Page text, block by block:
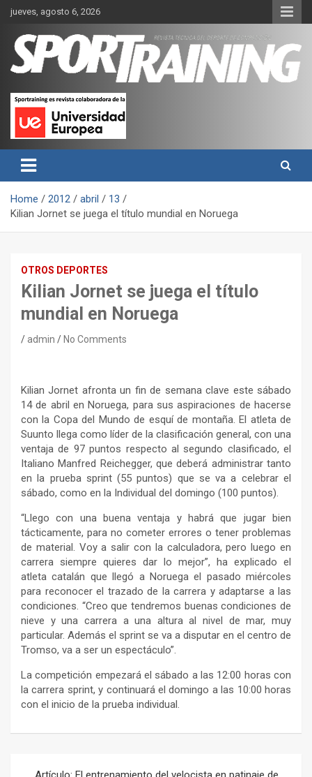
Skip
content
jueves, agosto 6, 2026
Revista técnica del deporte
Sport Training
rendimiento, nutrición y entrenamiento.
Home 2012 abril
13
Kilian Jornet se juega el título mundial en Noruega
OTROS DEPORTES
Kilian Jornet se juega el título
mundial en Noruega
admin No Comments
Kilian Jornet afronta un fin de semana clave este sábado
14 de abril en Noruega, para sus aspiraciones de hacerse
con la Copa del Mundo de esquí de montaña. El atleta de
Suunto llega como líder de la clasificación general, con una
ventaja de 97 puntos respecto al segundo clasificado, el
Italiano Manfred Reichegger, que deberá administrar tanto
en la prueba sprint (55 puntos) que se va a celebrar el
sábado, como en la Individual del domingo (100 puntos).
“Llego con una buena ventaja y habrá que jugar bien
tácticamente, para no cometer errores o tener problemas
de material. Voy a salir con la calculadora, pero luego en
carrera siempre quieres dar lo mejor”, ha explicado el
atleta catalán que llegó a Noruega el pasado miércoles
para reconocer el trazado de la carrera y adaptarse a las
condiciones. “Creo que tendremos buenas condiciones de
nieve y una carrera a una altura al nivel de mar, muy
particular. Además el sprint se va a disputar en el centro de
Tromso, va a ser un espectáculo”.
La competición empezará el sábado a las 12:00 horas con
la carrera sprint, y continuará el domingo a las 10:00 horas
con el inicio de la prueba individual.